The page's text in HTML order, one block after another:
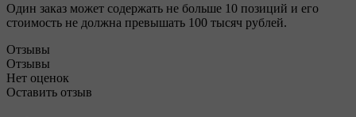
Один заказ может содержать не больше 10 позиций и его
стоимость не должна превышать 100 тысяч рублей.
Отзывы
Отзывы
Нет оценок
Оставить отзыв